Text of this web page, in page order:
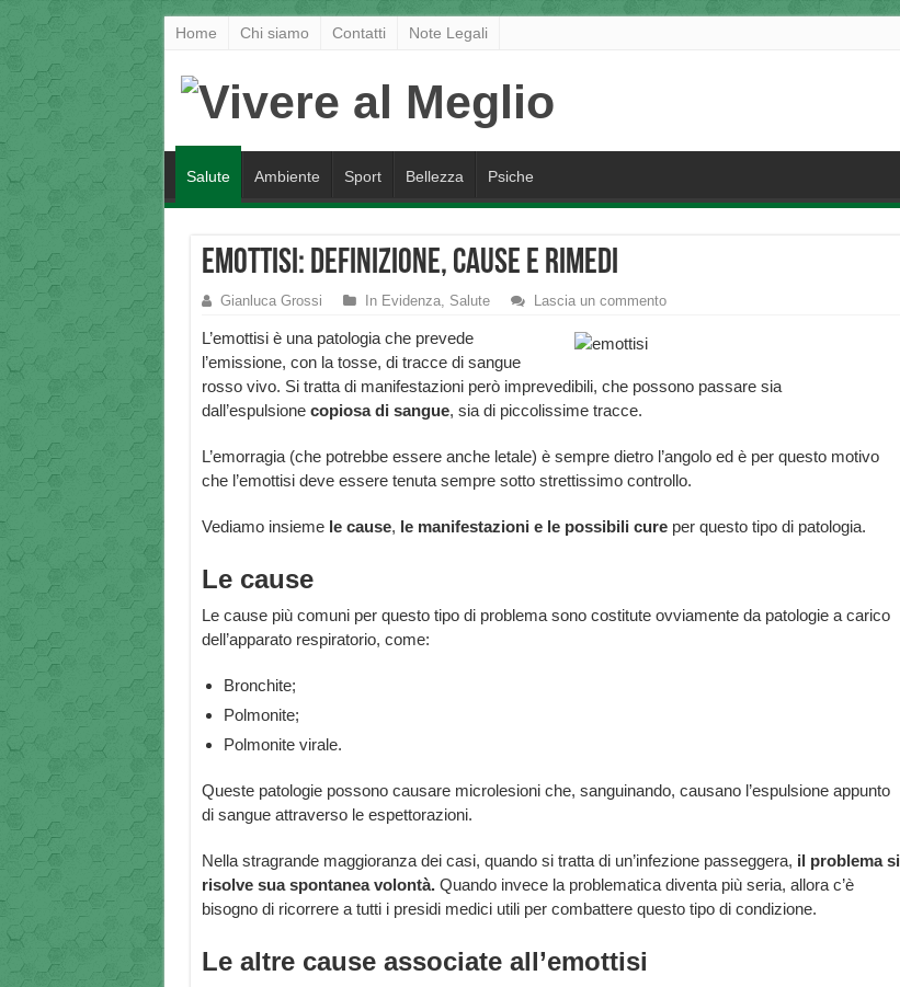
Home Chi siamo Contatti Note Legali
Salute Ambiente Sport Bellezza Psiche
Emottisi: definizione, cause e rimedi
Gianluca Grossi In Evidenza, Salute Lascia un commento
L’emottisi è una patologia che prevede
l’emissione, con la tosse, di tracce di sangue
rosso vivo. Si tratta di manifestazioni però imprevedibili, che possono passare sia
dall’espulsione copiosa di sangue, sia di piccolissime tracce.
L’emorragia (che potrebbe essere anche letale) è sempre dietro l’angolo ed è per questo motivo
che l’emottisi deve essere tenuta sempre sotto strettissimo controllo.
Vediamo insieme le cause, le manifestazioni e le possibili cureper questo tipo di patologia.
Le cause
Le cause più comuni per questo tipo di problema sono costitute ovviamente da patologie a carico
dell’apparato respiratorio, come:
Bronchite;
Polmonite;
Polmonite virale.
Queste patologie possono causare microlesioni che, sanguinando, causano l’espulsione appunto
di sangue attraverso le espettorazioni.
Nella stragrande maggioranza dei casi, quando si tratta di un’infezione passeggera, il problema si
risolve sua spontanea volontà.Quando invece la problematica diventa più seria, allora c’è
bisogno di ricorrere a tutti i presidi medici utili per combattere questo tipo di condizione.
Le altre cause associate all’emottisi